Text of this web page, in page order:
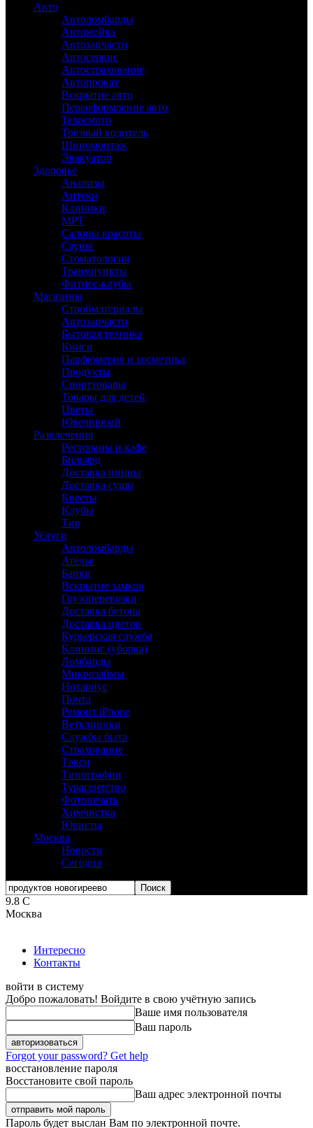
Авто
Автоломбарды
Автомойка
Автозапчасти
Автосервис
Автострахование
Автопрокат
Вскрытие авто
Переоформление авто
Техосмотр
Трезвый водитель
Шиномонтаж
Эвакуатор
Здоровье
Анализы
Аптеки
Клиники
МРТ
Салоны красоты
Сауны
Стоматология
Травмпункты
Фитнес-клубы
Магазины
Стройматериалы
Автозапчасти
Бытовая техника
Книги
Парфюмерия и косметика
Продукты
Спорттовары
Товары для детей
Цветы
Ювелирный
Развлечения
Рестораны и кафе
Бильярд
Доставка пиццы
Доставка суши
Квесты
Клубы
Тир
Услуги
Автоломбарды
Ателье
Банки
Вскрытие замков
Грузоперевозки
Доставка бетона
Доставка цветов
Курьерская служба
Клининг (уборка)
Ломбарды
Микрозаймы
Нотариус
Почта
Ремонт iPhone
Ветклиники
Службы быта
Страхование
Такси
Типографии
Турагентство
Фотопечать
Химчистка
Юристы
Москва
Новости
Сегодня
9.8 C
Москва
Интересно
Контакты
войти в систему
Добро пожаловать! Войдите в свою учётную запись
Ваше имя пользователя
Ваш пароль
Forgot your password? Get help
восстановление пароля
Восстановите свой пароль
Ваш адрес электронной почты
Пароль будет выслан Вам по электронной почте.